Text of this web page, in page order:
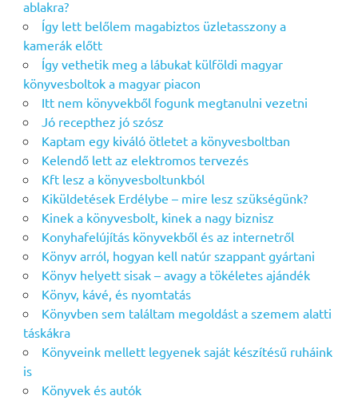
ablakra?
Így lett belőlem magabiztos üzletasszony a
kamerák előtt
Így vethetik meg a lábukat külföldi magyar
könyvesboltok a magyar piacon
Itt nem könyvekből fogunk megtanulni vezetni
Jó recepthez jó szósz
Kaptam egy kiváló ötletet a könyvesboltban
Kelendő lett az elektromos tervezés
Kft lesz a könyvesboltunkból
Kiküldetések Erdélybe – mire lesz szükségünk?
Kinek a könyvesbolt, kinek a nagy biznisz
Konyhafelújítás könyvekből és az internetről
Könyv arról, hogyan kell natúr szappant gyártani
Könyv helyett sisak – avagy a tökéletes ajándék
Könyv, kávé, és nyomtatás
Könyvben sem találtam megoldást a szemem alatti
táskákra
Könyveink mellett legyenek saját készítésű ruháink
is
Könyvek és autók